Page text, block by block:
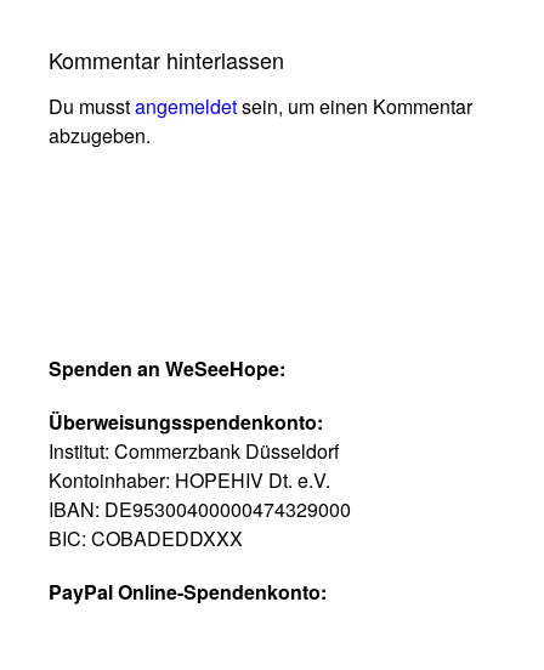
Kommentar hinterlassen
Du musstangemeldetsein, um einen Kommentar
abzugeben.
Spenden an WeSeeHope:
Überweisungsspendenkonto:
Institut: Commerzbank Düsseldorf
Kontoinhaber: HOPEHIV Dt. e.V.
IBAN: DE95300400000474329000
BIC: COBADEDDXXX
PayPal Online-Spendenkonto: